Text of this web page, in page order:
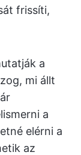
frissíti,
a
mi állt
a
elérni a
az